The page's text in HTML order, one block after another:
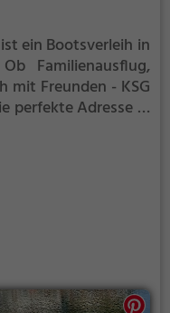
ein Bootsverleih in
Ob Familienausflug,
mit Freunden - KSG
perfekte Adresse in
auf ihre